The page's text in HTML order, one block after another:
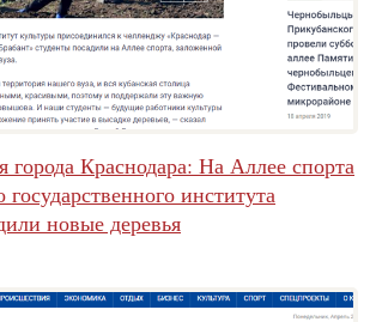
города Краснодара: На Аллее спорта
государственного института
новые деревья